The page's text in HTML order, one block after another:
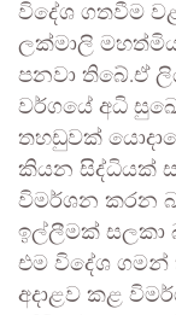
විදේශ ගතවීම
ලක්මාලි
පනවා තිබේ.ඒ
වර්ගයේ අධි
තහඩුවක්
කියන සිද්ධියක්
විමර්ශන කරන
ඉල්ලීමක් සලකා
එම විදේශ ගමන්
අදාළව කළ